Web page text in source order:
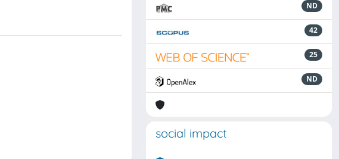
ND
42
25
ND
social impact